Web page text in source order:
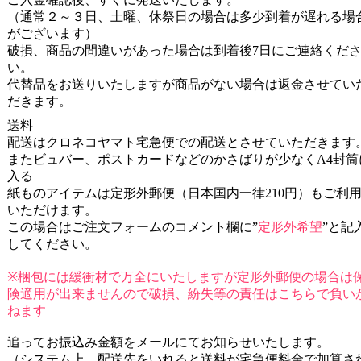
（通常２～３日、土曜、休祭日の場合は多少到着が遅れる場
がございます）
破損、商品の間違いがあった場合は到着後7日にご連絡くださ
い。
代替品をお送りいたしますが商品がない場合は返金させてい
だきます。
送料
配送はクロネコヤマト宅急便での配送とさせていただきます。
またビュバー、ポストカードなどのかさばりが少なくA4封筒
入る
紙ものアイテムは定形外郵便（日本国内一律210円）もご利用
いただけます。
この場合はご注文フォームのコメント欄に”定形外希望”と記
してください。
※梱包には緩衝材で万全にいたしますが定形外郵便の場合は
険適用が出来ませんので破損、紛失等の責任はこちらで負い
ねます
追ってお振込み金額をメールにてお知らせいたします。